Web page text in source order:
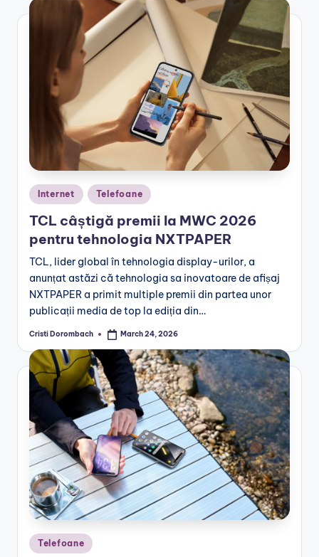
Posted
in
Internet Telefoane
TCL câștigă premii la MWC 2026
pentru tehnologia NXTPAPER
TCL, lider global în tehnologia display-urilor, a
anunțat astăzi că tehnologia sa inovatoare de afișaj
NXTPAPER a primit multiple premii din partea unor
publicații media de top la ediția din…
Posted
Cristi Dorombach March 24, 2026
Posted
Telefoane